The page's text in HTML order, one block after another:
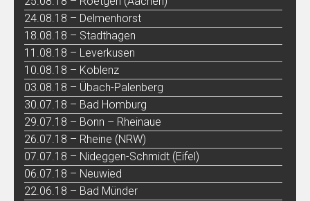
24.08.18 – Delmenhorst
18.08.18 – Stadthagen
11.08.18 – Leverkusen
10.08.18 – Koblenz
03.08.18 – Übach-Palenberg
30.07.18 – Bad Homburg
29.07.18 – Bonn – Rheinaue
26.07.18 – Rheine (NRW)
07.07.18 – Nideggen-Schmidt (Eifel)
06.07.18 – Neuwied
22.06.18 – Bad Münder